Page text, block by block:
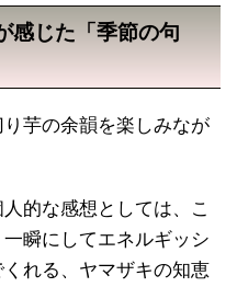
感じた「季節の句
芋の余韻を楽しみなが
的な感想としては、こ
瞬にしてエネルギッシ
れる、ヤマザキの知恵